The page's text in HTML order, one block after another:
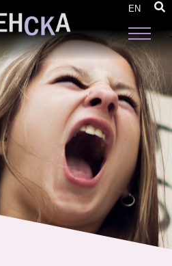
EN
за родова еднаквост